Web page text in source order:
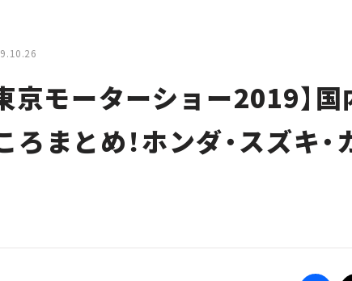
京モーターショー2019】
ろまとめ！ホンダ・スズキ・